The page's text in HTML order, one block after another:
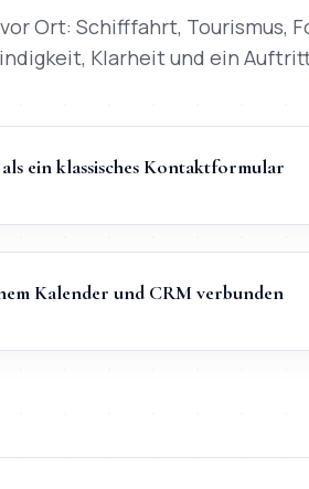
Ort: Schifffahrt, Tourismus,
Klarheit und ein
als ein klassisches Kontaktformular
Kalender und CRM verbunden